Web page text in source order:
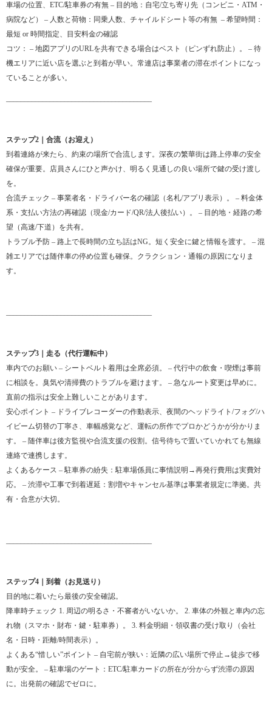
車場の位置、ETC/駐車券の有無 – 目的地：自宅/立ち寄り先（コンビニ・ATM・
病院など） – 人数と荷物：同乗人数、チャイルドシート等の有無 ‍‍ – 希望時間：
最短 or 時間指定、目安料金の確認
コツ： – 地図アプリのURLを共有できる場合はベスト（ピンずれ防止）。 – 待
機エリアに近い店を選ぶと到着が早い。常連店は事業者の滞在ポイントになっ
ていることが多い。
ステップ2｜合流（お迎え）
到着連絡が来たら、約束の場所で合流します。深夜の繁華街は路上停車の安全
確保が重要。店員さんにひと声かけ、明るく見通しの良い場所で鍵の受け渡し
を。
合流チェック – 事業者名・ドライバー名の確認（名札/アプリ表示）。 – 料金体
系・支払い方法の再確認（現金/カード/QR/法人後払い）。 – 目的地・経路の希
望（高速/下道）を共有。
トラブル予防 – 路上で長時間の立ち話はNG。短く安全に鍵と情報を渡す。 – 混
雑エリアでは随伴車の停め位置も確保。クラクション・通報の原因になりま
す。
ステップ3｜走る（代行運転中）
車内でのお願い – シートベルト着用は全席必須。 – 代行中の飲食・喫煙は事前
に相談を。臭気や清掃費のトラブルを避けます。 – 急なルート変更は早めに。
直前の指示は安全上難しいことがあります。
安心ポイント – ドライブレコーダーの作動表示、夜間のヘッドライト/フォグ/ハ
イビーム切替の丁寧さ、車幅感覚など、運転の所作でプロかどうかが分かりま
す。 – 随伴車は後方監視や合流支援の役割。信号待ちで置いていかれても無線
連絡で連携します。
よくあるケース – 駐車券の紛失：駐車場係員に事情説明→再発行費用は実費対
応。 – 渋滞や工事で到着遅延：割増やキャンセル基準は事業者規定に準拠。共
有・合意が大切。
ステップ4｜到着（お見送り）
目的地に着いたら最後の安全確認。
降車時チェック 1. 周辺の明るさ・不審者がいないか。 2. 車体の外観と車内の忘
れ物（スマホ・財布・鍵・駐車券）。 3. 料金明細・領収書の受け取り（会社
名・日時・距離/時間表示）。
よくある“惜しい”ポイント – 自宅前が狭い：近隣の広い場所で停止→徒歩で移
動が安全。 – 駐車場のゲート：ETC/駐車カードの所在が分からず渋滞の原因
に。出発前の確認でゼロに。